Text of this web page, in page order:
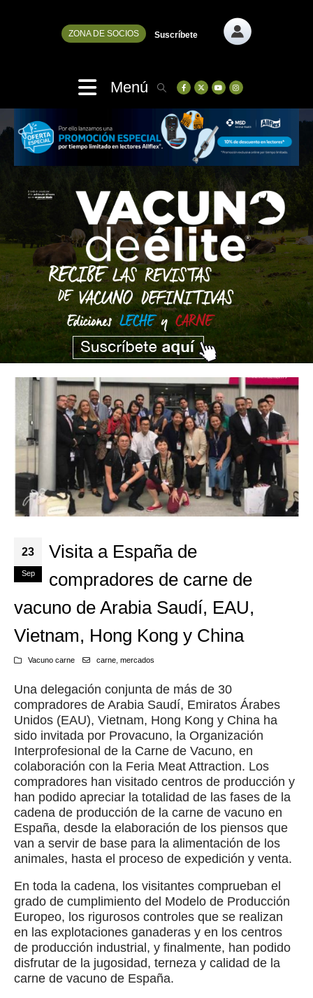
ZONA DE SOCIOS Suscríbete
Menú
23
Sep
Visita a España de
compradores de carne de
vacuno de Arabia Saudí, EAU,
Vietnam, Hong Kong y China
Vacuno carne carne, mercados
Una delegación conjunta de más de 30
compradores de Arabia Saudí, Emiratos Árabes
Unidos (EAU), Vietnam, Hong Kong y China ha
sido invitada por Provacuno, la Organización
Interprofesional de la Carne de Vacuno, en
colaboración con la Feria Meat Attraction. Los
compradores han visitado centros de producción y
han podido apreciar la totalidad de las fases de la
cadena de producción de la carne de vacuno en
España, desde la elaboración de los piensos que
van a servir de base para la alimentación de los
animales, hasta el proceso de expedición y venta.
En toda la cadena, los visitantes comprueban el
grado de cumplimiento del Modelo de Producción
Europeo, los rigurosos controles que se realizan
en las explotaciones ganaderas y en los centros
de producción industrial, y finalmente, han podido
disfrutar de la jugosidad, terneza y calidad de la
carne de vacuno de España.